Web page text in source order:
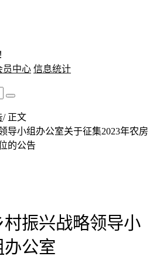
员中心 信息统计
/ 正文
导小组办公室关于征集2023年农房
的公告
振兴战略领导小
办公室